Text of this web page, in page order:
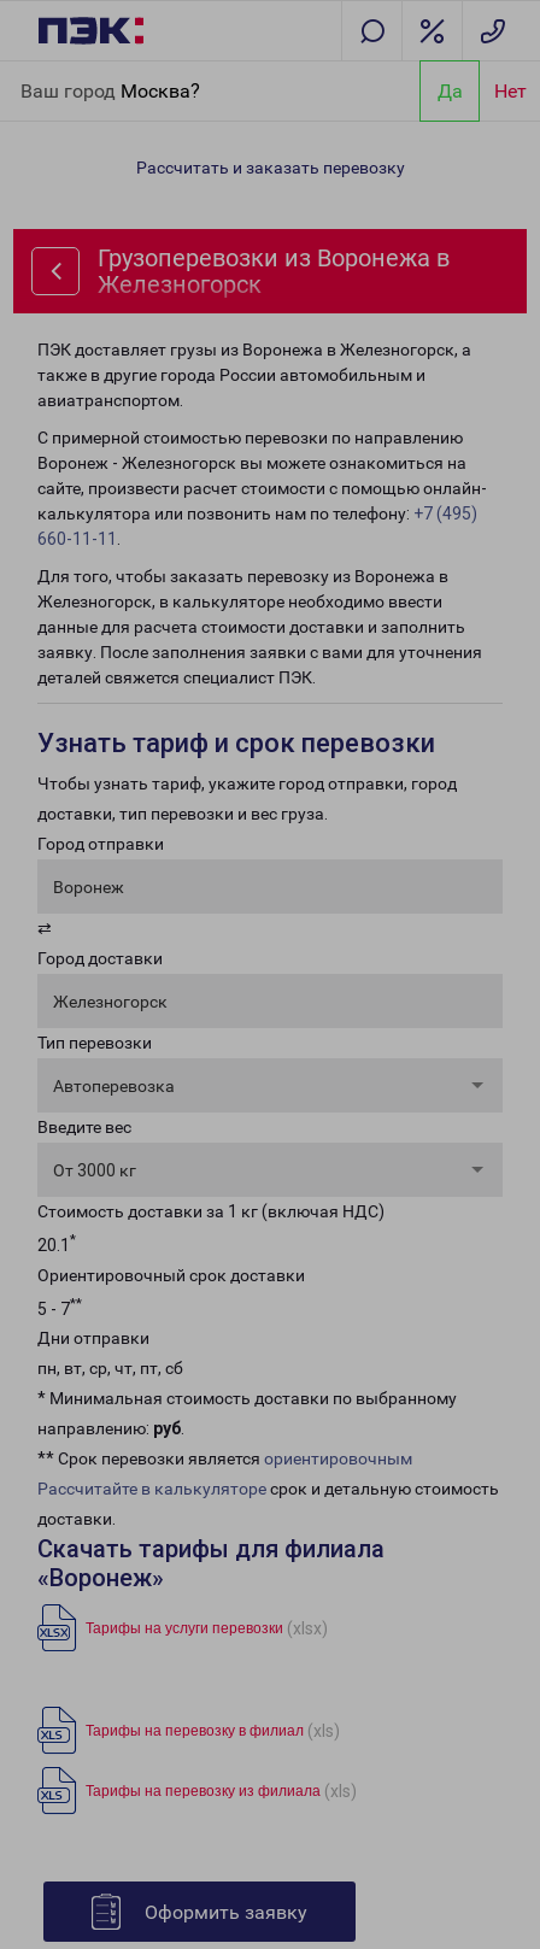
Ваш город Москва? Да Нет
Железногорск
Рассчитать и заказать перевозку
Грузоперевозки из Воронежа в
Железногорск
ПЭК доставляет грузы из Воронежа в Железногорск, а
также в другие города России автомобильным и
авиатранспортом.
С примерной стоимостью перевозки по направлению
Воронеж - Железногорск вы можете ознакомиться на
сайте, произвести расчет стоимости с помощью онлайн-
калькулятора или позвонить нам по телефону: +7 (495)
660-11-11
Для того, чтобы заказать перевозку из Воронежа в
Железногорск, в калькуляторе необходимо ввести
данные для расчета стоимости доставки и заполнить
заявку. После заполнения заявки с вами для уточнения
деталей свяжется специалист ПЭК.
Узнать тариф и срок перевозки
Чтобы узнать тариф, укажите город отправки, город
доставки, тип перевозки и вес груза.
Город отправки
Воронеж
⇄
Город доставки
Железногорск
Тип перевозки
Автоперевозка
Введите вес
От 3000 кг
Стоимость доставки за 1 кг (включая НДС)
20.1 *
Ориентировочный срок доставки
5 - 7**
Дни отправки
пн, вт, ср, чт, пт, сб
* Минимальная стоимость доставки по выбранному
направлению: руб.
** Срок перевозки является ориентировочным
Рассчитайте в калькуляторесрок и детальную стоимость
доставки.
Скачать тарифы для филиала
«Воронеж»
Тарифы на услуги перевозки (xlsx)
Тарифы на перевозку в филиал (xls)
Тарифы на перевозку из филиала (xls)
Оформить заявку